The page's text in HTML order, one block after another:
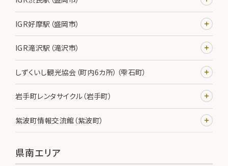
IGR好摩駅（盛岡市）
IGR滝沢駅（滝沢市）
しずくいし観光協会（町内6カ所）（雫石町）
岩手町レンタサイクル（岩手町）
紫波町情報交流館（紫波町）
県南エリア